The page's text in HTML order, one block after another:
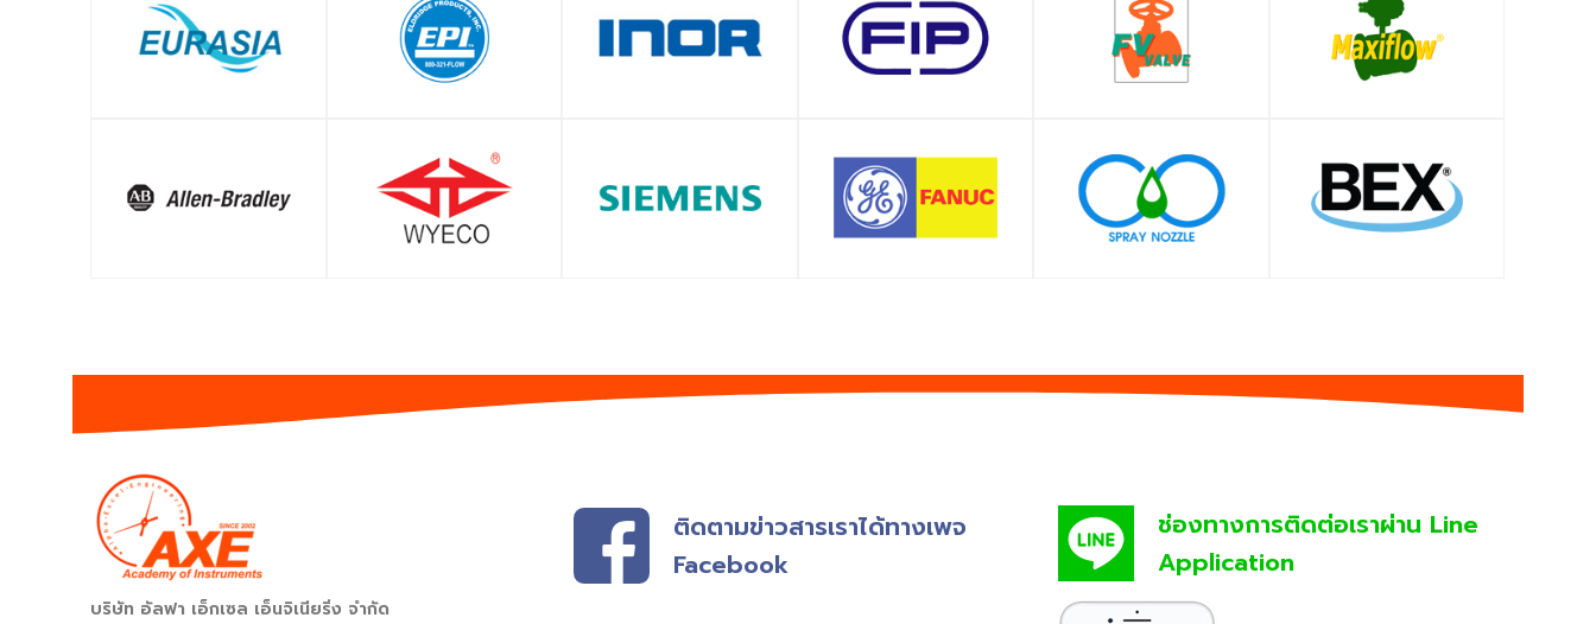
SHOP SHOP SHOP SHOP SHOP SHOP
SHOP SHOP SHOP SHOP SHOP SHOP
บริษัท อัลฟา เอ็กเซล เอ็นจิเนียริ่ง จำกัด
ติดตามข่าวสารเราได้ทางเพจ
Facebook
ช่องทางการติดต่อเราผ่าน Line
Application